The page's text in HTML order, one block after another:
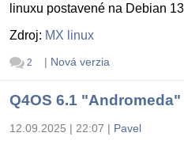
linuxu postavené na Debian
Zdroj: MX linux
2 | Nová verzia
Q4OS 6.1 "Andromeda"
12.09.2025 | 22:07 | Pavel